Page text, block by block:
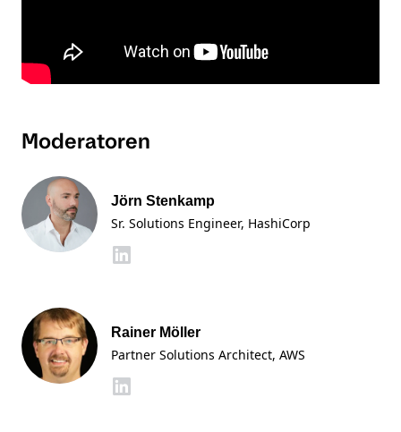
Moderatoren
Jörn Stenkamp
Sr. Solutions Engineer, HashiCorp
Rainer Möller
Partner Solutions Architect, AWS